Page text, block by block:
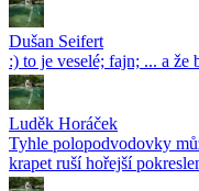
Dušan Seifert
:) to je veselé; fajn; ... a že
Luděk Horáček
Tyhle polopodvodovky
krapet ruší hořejší